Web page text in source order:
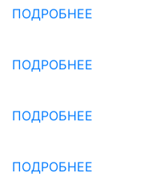
ПОДРОБНЕЕ
ПОДРОБНЕЕ
ПОДРОБНЕЕ
ПОДРОБНЕЕ